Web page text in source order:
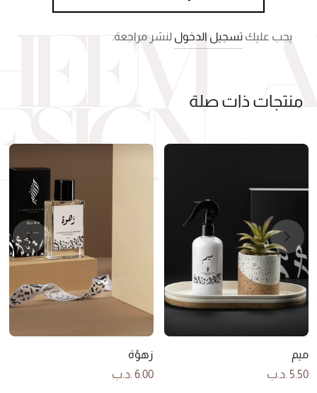
يجب عليك تسجيل الدخول لنشر مراجعة.
منتجات ذات صلة
ميم
5.50 .د.ب
زهوُة
6.00 .د.ب